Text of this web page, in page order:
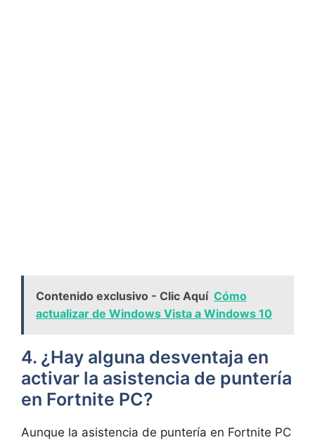
Contenido exclusivo - Clic Aquí Cómo
actualizar de Windows Vista a Windows 10
4. ¿Hay alguna desventaja en
activar la asistencia de puntería
en Fortnite PC?
Aunque la asistencia de puntería en Fortnite PC